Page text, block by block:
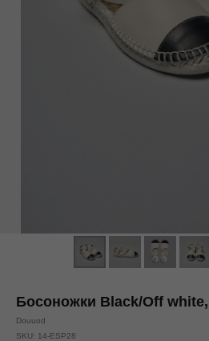
Босоножки Black/Off
Douuod
SKU: 14-ESP28